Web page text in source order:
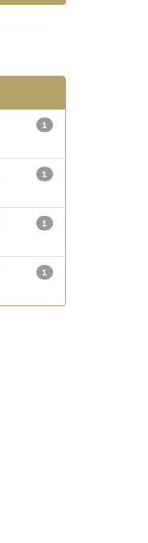
1
1
1
1